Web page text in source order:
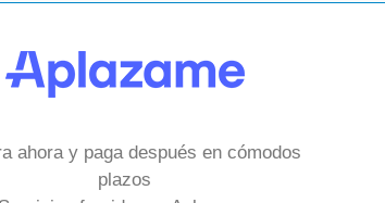
ahora y paga después en cómodos
plazos